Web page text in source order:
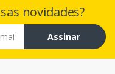
novidades?
Assinar